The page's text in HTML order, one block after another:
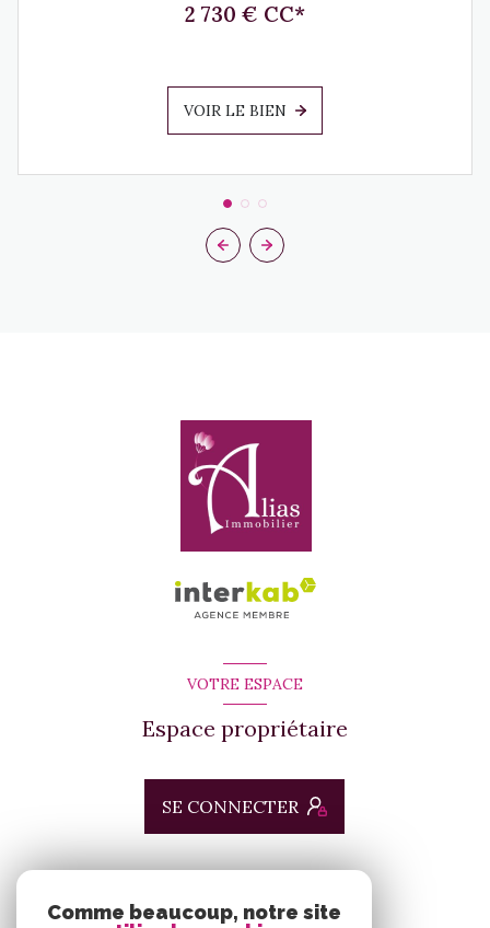
2 730 € CC*
VOIR LE BIEN
VOTRE ESPACE
Espace propriétaire
SE CONNECTER
Comme beaucoup, notre site